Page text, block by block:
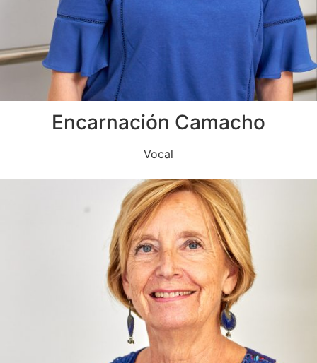
Encarnación Camacho
Vocal